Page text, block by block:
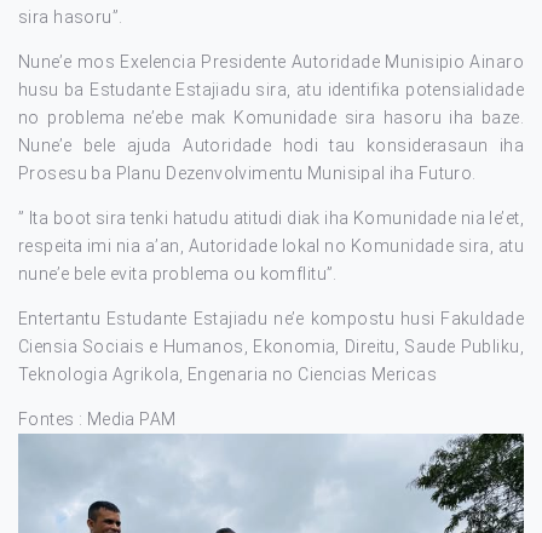
sira hasoru”.
Nune’e mos Exelencia Presidente Autoridade Munisipio Ainaro
husu ba Estudante Estajiadu sira, atu identifika potensialidade
no problema ne’ebe mak Komunidade sira hasoru iha baze.
Nune’e bele ajuda Autoridade hodi tau konsiderasaun iha
Prosesu ba Planu Dezenvolvimentu Munisipal iha Futuro.
” Ita boot sira tenki hatudu atitudi diak iha Komunidade nia le’et,
respeita imi nia a’an, Autoridade lokal no Komunidade sira, atu
nune’e bele evita problema ou komflitu”.
Entertantu Estudante Estajiadu ne’e kompostu husi Fakuldade
Ciensia Sociais e Humanos, Ekonomia, Direitu, Saude Publiku,
Teknologia Agrikola, Engenaria no Ciencias Mericas
Fontes : Media PAM